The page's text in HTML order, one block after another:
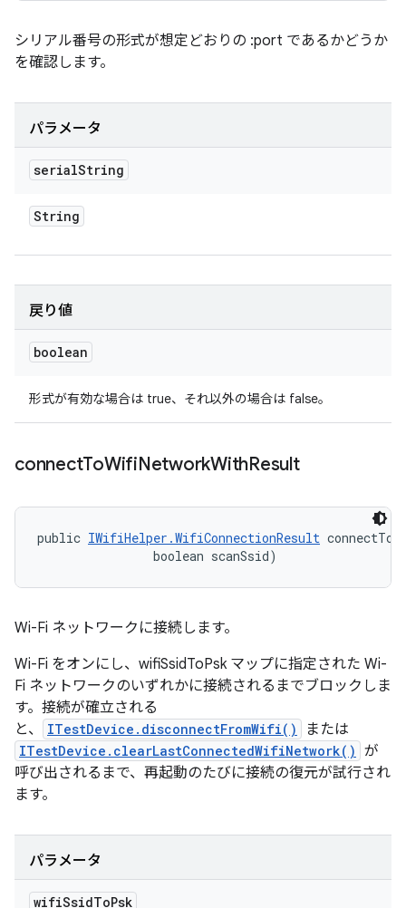
シリアル番号の形式が想定どおりの :port であるかどうか
を確認します。
パラメータ
serialString
String
戻り値
boolean
形式が有効な場合は true、それ以外の場合は false。
connectToWifiNetworkWithResult
public IWifiHelper.WifiConnectionResult
                boolean scanSsid)
Wi-Fi ネットワークに接続します。
Wi-Fi をオンにし、wifiSsidToPsk マップに指定された Wi-
Fi ネットワークのいずれかに接続されるまでブロックしま
す。接続が確立される
と、
ITestDevice.disconnectFromWifi() または
ITestDevice.clearLastConnectedWifiNetwork() が
呼び出されるまで、再起動のたびに接続の復元が試行され
ます。
パラメータ
wifiSsidToPsk